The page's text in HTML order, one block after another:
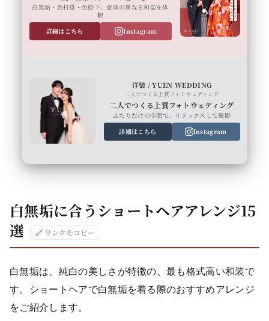
白無垢・色打掛・色掛下、意味の異なる和装を体
験
詳細はこちら
Instagram
洋装 / YUEN WEDDING
二人でつくる上質フォトウェディング
二人でつくる上質フォトウェディング
ふたりだけの空間で、リラックスして撮影
詳細はこちら
Instagram
白無垢に合うショートヘアアレンジ15
選
🔗 リンクをコピー
白無垢は、純白の美しさが特徴の、最も格式高い和装で
す。ショートヘアで白無垢を着る際のおすすめアレンジ
をご紹介します。